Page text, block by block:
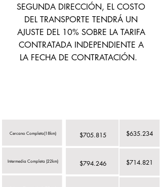
SEGUNDA DIRECCIÓN, EL COSTO
DEL TRANSPORTE TENDRÁ UN
AJUSTE DEL 10% SOBRE LA TARIFA
CONTRATADA INDEPENDIENTE A
LA FECHA DE CONTRATACIÓN.
Cercano Completa(18km)
Intermedia Completa (22km)
$705.815
$794.246
$635.234
$714.821